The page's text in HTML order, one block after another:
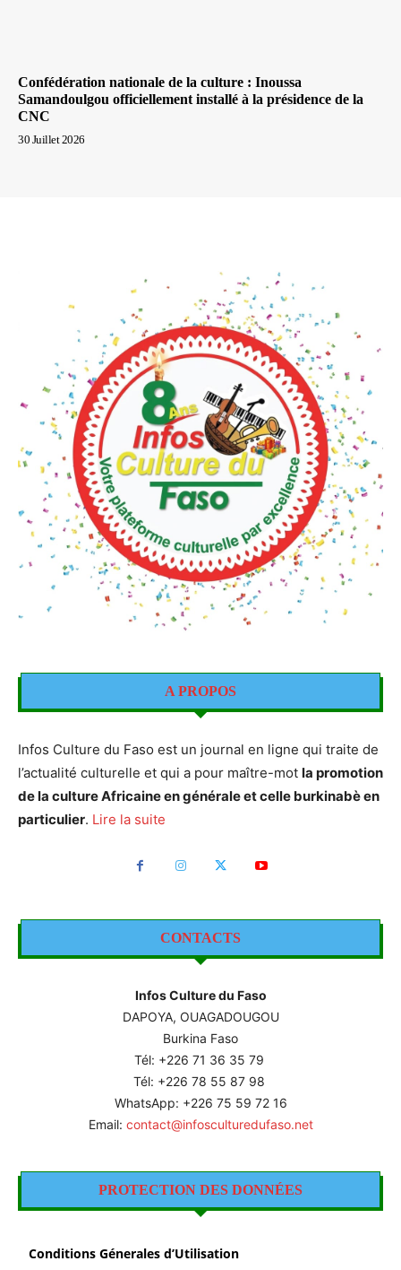
Confédération nationale de la culture : Inoussa
Samandoulgou officiellement installé à la présidence de la
CNC
30 Juillet 2026
A PROPOS
Infos Culture du Faso est un journal en ligne qui traite de
l’actualité culturelle et qui a pour maître-mot la promotion
de la culture Africaine en générale et celle burkinabè en
particulier. Lire la suite
CONTACTS
Infos Culture du Faso
DAPOYA, OUAGADOUGOU
Burkina Faso
Tél: +226 71 36 35 79
Tél: +226 78 55 87 98
WhatsApp: +226 75 59 72 16
Email: contact@infosculturedufaso.net
PROTECTION DES DONNÉES
Conditions Génerales d’Utilisation